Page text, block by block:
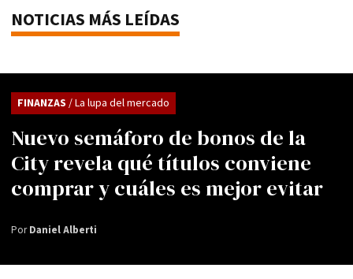
NOTICIAS MÁS LEÍDAS
Nuevo semáforo de bonos de la
City revela qué títulos conviene
comprar y cuáles es mejor evitar
FINANZAS / La lupa del mercado
PorDaniel Alberti